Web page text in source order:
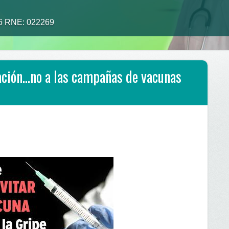
RNE: 022269
tu medicina”
a las campañas de vacunas